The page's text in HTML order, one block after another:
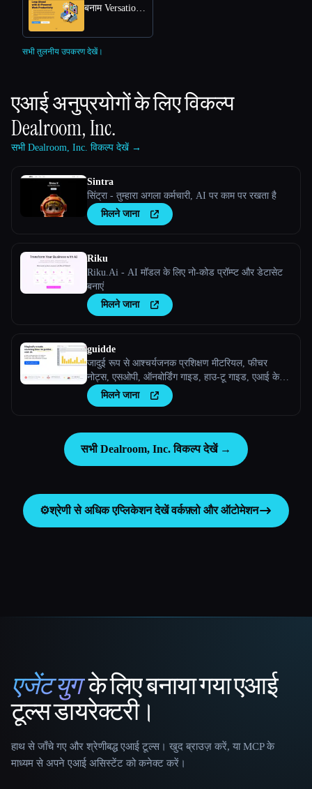
बनाम Versational
सभी तुलनीय उपकरण देखें।
एआई अनुप्रयोगों के लिए विकल्प
Dealroom, Inc.
सभी Dealroom, Inc. विकल्प देखें →
Sintra
सिंट्रा - तुम्हारा अगला कर्मचारी, AI पर काम पर रखता है
मिलने जाना
Riku
Riku.Ai - AI मॉडल के लिए नो-कोड प्रॉम्प्ट और डेटासेट
बनाएं
मिलने जाना
guidde
जादुई रूप से आश्चर्यजनक प्रशिक्षण मीटरियल, फीचर
नोट्स, एसओपी, ऑनबोर्डिंग गाइड, हाउ-टू गाइड, एआई के
साथ अक्सर पूछे जाने वाले प्रश्न बनाएं।
मिलने जाना
सभी Dealroom, Inc. विकल्प देखें →
⚙️श्रेणी से अधिक एप्लिकेशन देखेंवर्कफ़्लो और ऑटोमेशन
That AI Collection
एजेंट युगके लिए बनाया गया एआई
टूल्स डायरेक्टरी।
हाथ से जाँचे गए और श्रेणीबद्ध एआई टूल्स। खुद ब्राउज़ करें, या MCP के
माध्यम से अपने एआई असिस्टेंट को कनेक्ट करें।